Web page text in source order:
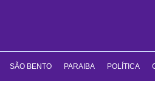
SÃO BENTO PARAIBA POLÍTICA